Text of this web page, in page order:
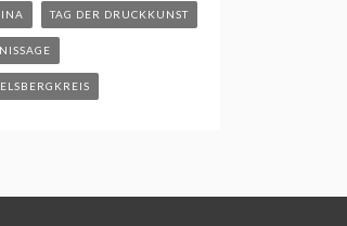
TAG DER DRUCKKUNST